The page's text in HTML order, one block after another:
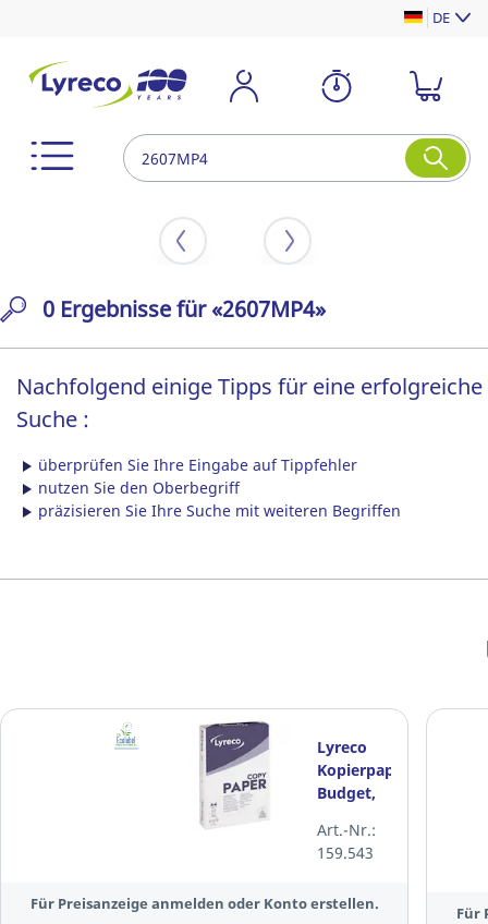
DE
0 Ergebnisse für «2607MP4»
Nachfolgend einige Tipps für eine erfolgreiche
Suche :
überprüfen Sie Ihre Eingabe auf Tippfehler
nutzen Sie den Oberbegriff
präzisieren Sie Ihre Suche mit weiteren Begriffen
Lyreco
Kopierpapier
Budget,
weiß, 500
Blatt
Art.-Nr.:
159.543
Für Preisanzeige anmelden oder Konto erstellen. Für